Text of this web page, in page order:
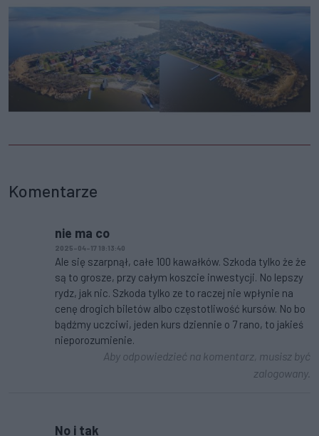
Komentarze
nie ma co
2025-04-17 19:13:40
Ale się szarpnął, całe 100 kawałków. Szkoda tylko że że
są to grosze, przy całym koszcie inwestycji. No lepszy
rydz, jak nic. Szkoda tylko ze to raczej nie wpłynie na
cenę drogich biletów albo częstotliwość kursów. No bo
bądźmy uczciwi, jeden kurs dziennie o 7 rano, to jakieś
nieporozumienie.
Aby odpowiedzieć na komentarz, musisz być
zalogowany.
No i tak